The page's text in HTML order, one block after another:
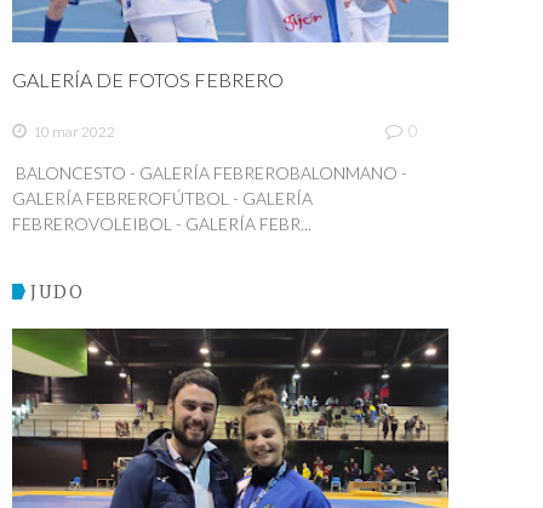
GALERÍA DE FOTOS FEBRERO
10 mar 2022 0
BALONCESTO - GALERÍA FEBREROBALONMANO -
GALERÍA FEBREROFÚTBOL - GALERÍA
FEBREROVOLEIBOL - GALERÍA FEBR...
JUDO